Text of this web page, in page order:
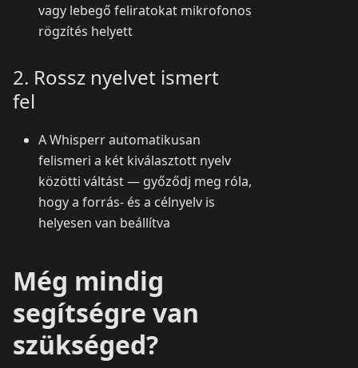
vagy lebegő feliratokat mikrofonos
rögzítés helyett
2. Rossz nyelvet ismert
fel
A Whisperr automatikusan
felismeri a két kiválasztott nyelv
közötti váltást — győződj meg róla,
hogy a forrás- és a célnyelv is
helyesen van beállítva
Még mindig
segítségre van
szükséged?